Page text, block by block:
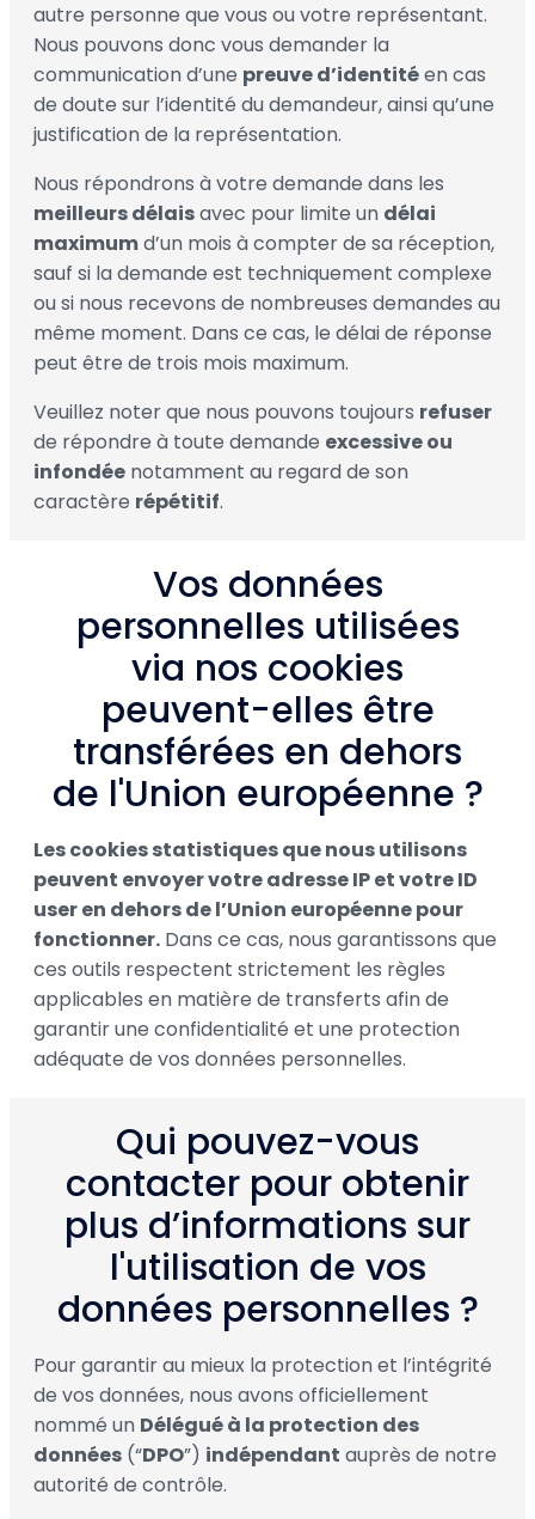
autre personne que vous ou votre représentant.
Nous pouvons donc vous demander la
communication d’une preuve d’identitéen cas
de doute sur l’identité du demandeur, ainsi qu’une
justification de la représentation.
Nous répondrons à votre demande dans les
meilleurs délaisavec pour limite un délai
maximumd’un mois à compter de sa réception,
sauf si la demande est techniquement complexe
ou si nous recevons de nombreuses demandes au
même moment. Dans ce cas, le délai de réponse
peut être de trois mois maximum.
Veuillez noter que nous pouvons toujours refuser
de répondre à toute demande excessive ou
infondée notamment au regard de son
caractère répétitif.
Vos données
personnelles utilisées
via nos cookies
peuvent-elles être
transférées en dehors
de l'Union européenne ?
Les cookies statistiques que nous utilisons
peuvent envoyer votre adresse IP et votre ID
user en dehors de l’Union européenne pour
fonctionner. Dans ce cas, nous garantissons que
ces outils respectent strictement les règles
applicables en matière de transferts afin de
garantir une confidentialité et une protection
adéquate de vos données personnelles.
Qui pouvez-vous
contacter pour obtenir
plus d’informations sur
l'utilisation de vos
données personnelles ?
Pour garantir au mieux la protection et l’intégrité
de vos données, nous avons officiellement
nommé un Délégué à la protection des
données (“DPO”) indépendant auprès de notre
autorité de contrôle.